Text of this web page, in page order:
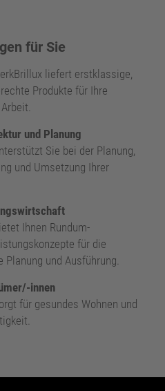
für Sie
liefert erstklassige,
Produkte für Ihre
und Planung
Sie bei der Planung,
und Umsetzung Ihrer
Ihnen Rundum-
für die
Planung und Ausführung.
innen
für gesundes Wohnen und